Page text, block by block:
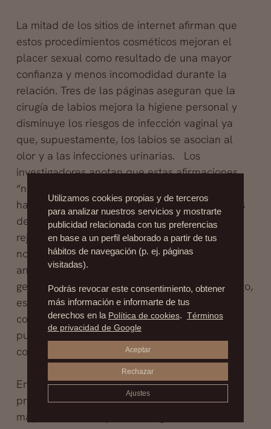
La mitad de los sitios de internet afirman que
estos procedimientos cosméticos mejoran el
placer sexual como resultado de una mayor
confianza y menos incomodidad durante la
relación. Tres de las páginas aseguran que la
cirugía de labios mejora la higiene personal y
disminuye los riesgos de infección vaginal ya
que, supuestamente, los labios se asocian al
olor y a las infecciones urinarias. Los
investigadores anotan que estas afirmaciones
“no tienen fundamentos ya que, a la fecha, no
hay estudios a largo plazo sobre los resultados
de los procedimientos que buscan el
rejuvenecimiento vaginal”. Los investigadores
no niegan que las mujeres experimenten
ansiedad en cuanto a la apariencia de sus
genitales, e incluso, malestar físico. Sin embargo,
escriben que “las quejas psicológicas como la
cohibición, la ansiedad y la falta de confianza
pueden abordarse de una forma más efectiva
con intervenciones psicológicas”.
En vez de ofrecer soluciones quirúrgicas, “los
proveedores deberían hacer énfasis en que la
mayoría de las mujeres no eligen alterar
Utilizamos cookies propias y de terceros
para analizar nuestros servicios y mostrarte
publicidad relacionada con tus preferencias
en base a un perfil elaborado a partir de tus
hábitos de navegación (p. ej. páginas
visitadas).
Podrás revocar este consentimiento, obtener
más información e informarte de tus
derechos en la Política de cookies. Términos
de privacidad de Google
Aceptar
Rechazar
Ajustes